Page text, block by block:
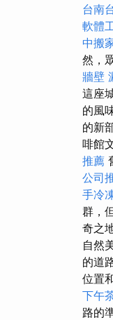
台南
軟體
中搬
然，
牆壁
這座
的風
的新
啡館
推薦
公司
手冷
群，
奇之
自然
的道
位置
下午
路的